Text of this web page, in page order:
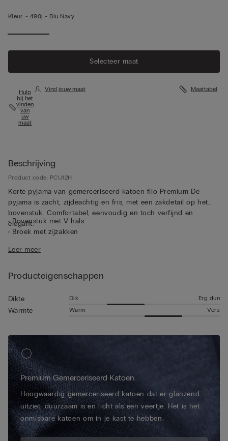
Kleur: - 490j - Blu Navy
Selecteer maat
Hulp
bij het
vinden
van
uw
maat
Vind jouw maat Maattabel
Beschrijving
Product code: PCU12H
Korte pyjama van gemerceriseerd katoen filo Premium De
pyjama is zacht, zijdeachtig en fris, met een zakdetail op het
bovenstuk. Comfortabel, eenvoudig en toch verfijnd en
elegant.
• Bovenstuk met V-hals
• Broek met zijzakken
• 100% katoen
Klanteninformatie:Het gekochte product kan voorzien zijn
dezelfde stof, pasvorm en afwerking als het product dat op
deze pagina wordt getoond.
Leer meer
Producteigenschappen
Dikte Dik Erg dun
Warmte Warm Vers
Premium Gemerceriseerd Katoen
Hoogwaardig gemerceriseerd katoen dat er glanzend
uitziet, duurzaam is en licht als een veertje. Het is het
onmisbare katoen om in je kast te hebben.